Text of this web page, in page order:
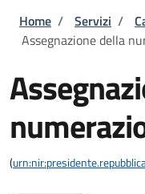
Briciole di
Home / Servizi /
Assegnazione della
(